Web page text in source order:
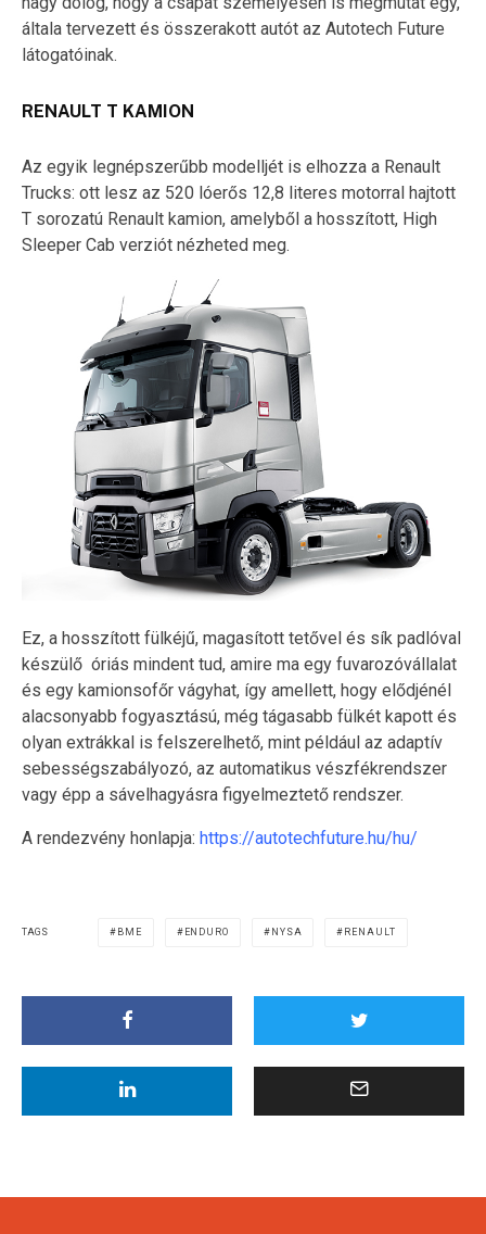
általa tervezett és összerakott autót az Autotech Future
látogatóinak.
RENAULT T KAMION
Az egyik legnépszerűbb modelljét is elhozza a Renault
Trucks: ott lesz az 520 lóerős 12,8 literes motorral hajtott
T sorozatú Renault kamion, amelyből a hosszított, High
Sleeper Cab verziót nézheted meg.
Ez, a hosszított fülkéjű, magasított tetővel és sík padlóval
készülő óriás mindent tud, amire ma egy fuvarozóvállalat
és egy kamionsofőr vágyhat, így amellett, hogy elődjénél
alacsonyabb fogyasztású, még tágasabb fülkét kapott és
olyan extrákkal is felszerelhető, mint például az adaptív
sebességszabályozó, az automatikus vészfékrendszer
vagy épp a sávelhagyásra figyelmeztető rendszer.
A rendezvény honlapja: https://autotechfuture.hu/hu/
TAGS BME ENDURO NYSA RENAULT